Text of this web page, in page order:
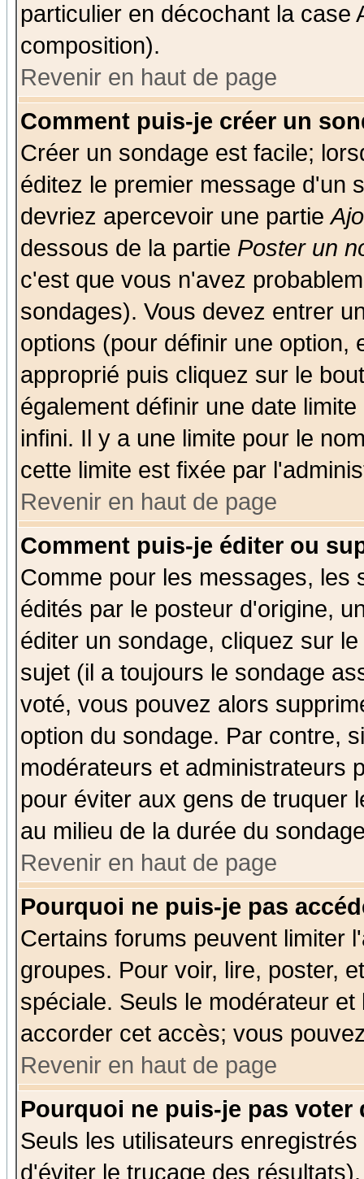
particulier en décochant la case
composition).
Revenir en haut de page
Comment puis-je créer un
Créer un sondage est facile;
éditez le premier message d'un
devriez apercevoir une partie
dessous de la partie Poster un
c'est que vous n'avez
sondages). Vous devez entrer
options (pour définir une option,
approprié puis cliquez sur le
également définir une date
infini. Il y a une limite pour le
cette limite est fixée par
Revenir en haut de page
Comment puis-je éditer ou
Comme pour les messages, les
édités par le posteur d'origine,
éditer un sondage, cliquez sur
sujet (il a toujours le sondage
voté, vous pouvez alors
option du sondage. Par contre,
modérateurs et administrateurs
pour éviter aux gens de truquer
au milieu de la durée du
Revenir en haut de page
Pourquoi ne puis-je pas
Certains forums peuvent limiter
groupes. Pour voir, lire, poster,
spéciale. Seuls le modérateur
accorder cet accès; vous
Revenir en haut de page
Pourquoi ne puis-je pas voter
Seuls les utilisateurs
d'éviter le trucage des